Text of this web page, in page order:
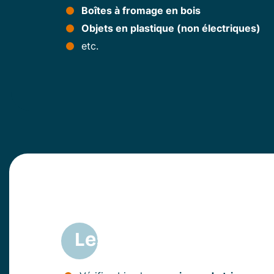
Boîtes à fromage en bois
Objets en plastique (non électriques)
etc.
Les bonnes